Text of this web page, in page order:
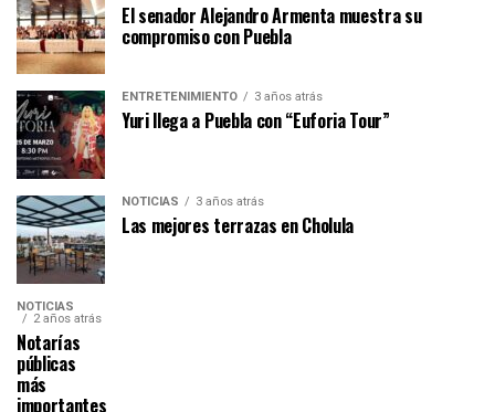
El senador Alejandro Armenta muestra su
compromiso con Puebla
ENTRETENIMIENTO 3 años atrás
Yuri llega a Puebla con “Euforia Tour”
NOTICIAS 3 años atrás
Las mejores terrazas en Cholula
NOTICIAS
2 años atrás
Notarías
públicas
más
importantes